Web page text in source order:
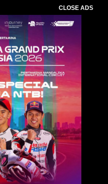
CLOSE ADS